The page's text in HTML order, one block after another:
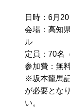
日時：6月
会場：高知
ル
定員：70名
参加費：無
※坂本龍馬
が必要とな
い。